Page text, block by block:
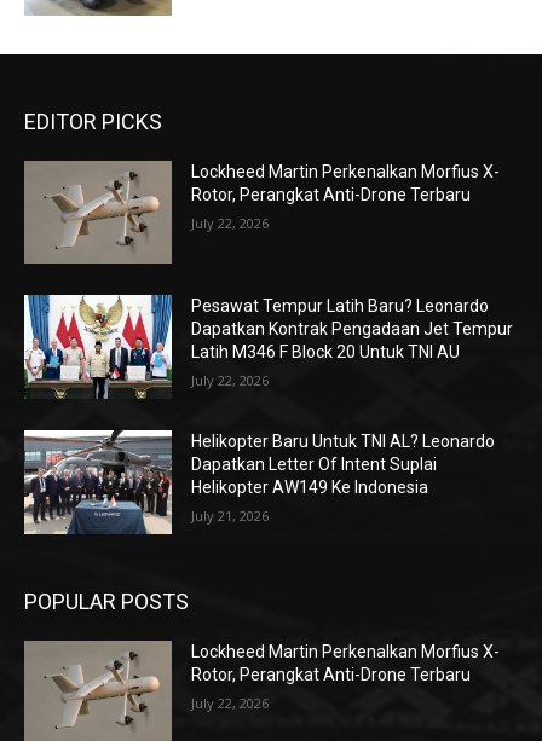
EDITOR PICKS
Lockheed Martin Perkenalkan Morfius X-
Rotor, Perangkat Anti-Drone Terbaru
July 22, 2026
Pesawat Tempur Latih Baru? Leonardo
Dapatkan Kontrak Pengadaan Jet Tempur
Latih M346 F Block 20 Untuk TNI AU
July 22, 2026
Helikopter Baru Untuk TNI AL? Leonardo
Dapatkan Letter Of Intent Suplai
Helikopter AW149 Ke Indonesia
July 21, 2026
POPULAR POSTS
Lockheed Martin Perkenalkan Morfius X-
Rotor, Perangkat Anti-Drone Terbaru
July 22, 2026